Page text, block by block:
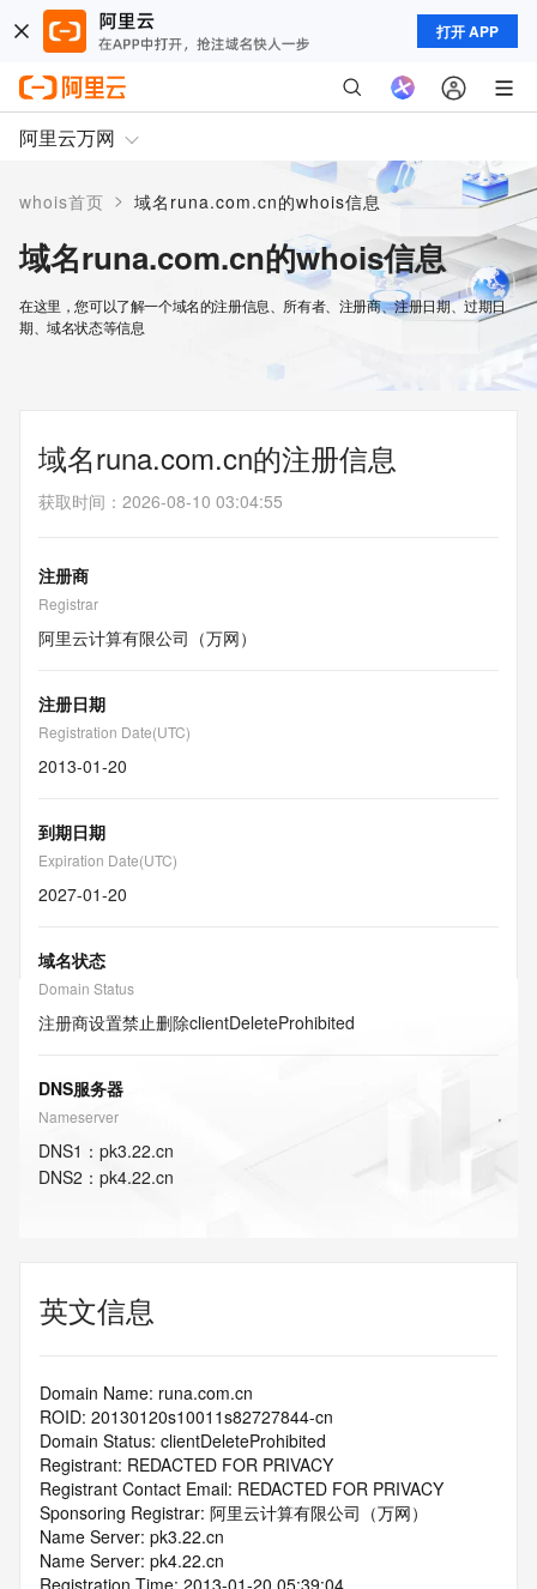
打开 APP
阿里云万网
whois首页 > 域名runa.com.cn的whois信息
域名runa.com.cn的whois信息
在这里，您可以了解一个域名的注册信息、所有者、注册商、注册日期、过期日
期、域名状态等信息
域名runa.com.cn的注册信息
获取时间 ： 2026-08-10 03:04:55
注册商
Registrar
阿里云计算有限公司（万网）
注册日期
Registration Date(UTC)
2013-01-20
到期日期
Expiration Date(UTC)
2027-01-20
域名状态
Domain Status
注册商设置禁止删除clientDeleteProhibited
DNS服务器
Nameserver
DNS1 ： pk3.22.cn
DNS2 ： pk4.22.cn
英文信息
Domain Name: runa.com.cn
ROID: 20130120s10011s82727844-cn
Domain Status: clientDeleteProhibited
Registrant: REDACTED FOR PRIVACY
Registrant Contact Email: REDACTED FOR PRIVACY
Sponsoring Registrar: 阿里云计算有限公司（万网）
Name Server: pk3.22.cn
Name Server: pk4.22.cn
Registration Time: 2013-01-20 05:39:04